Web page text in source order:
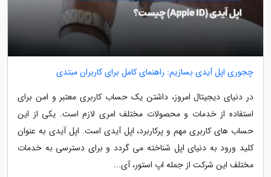
چجوری اپل آیدی بسازیم: راهنمای کامل برای کاربران مبتدی
در دنیای دیجیتال امروز، داشتن یک حساب کاربری معتبر و امن برای
استفاده از خدمات و محصولات مختلف امری لازم است. یکی از این
حساب های کاربری مهم و پرکاربرد، اپل آیدی است. اپل آیدی به عنوان
کلید ورود به دنیای اپل شناخته می گردد و برای دسترسی به خدمات
مختلف این شرکت از جمله اپ استور، آی...